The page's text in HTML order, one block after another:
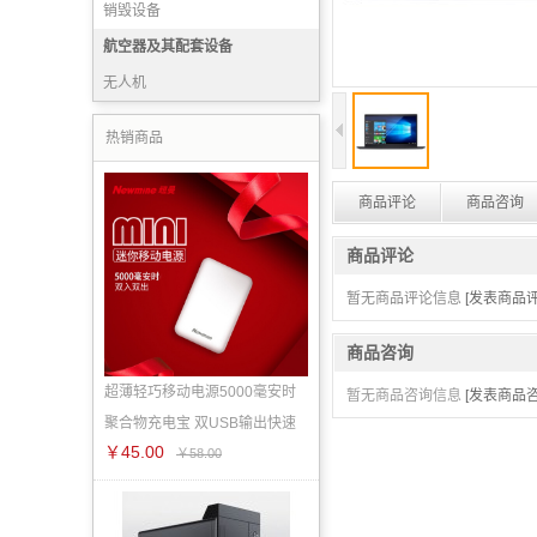
销毁设备
航空器及其配套设备
无人机
热销商品
超薄轻巧移动电源5000毫安时
聚合物充电宝 双USB输出快速
￥45.00 ￥58.00
商品评论 商品咨询
商品评论
暂无商品评论信息 [发表商品
商品咨询
暂无商品咨询信息 [发表商品